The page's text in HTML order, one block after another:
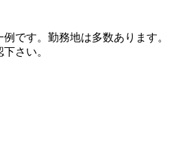
です。勤務地は多数あります。
さい。